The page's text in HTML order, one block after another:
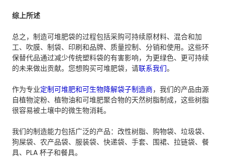
综上所述
总之，制造可堆肥袋的过程包括采购可持续原材料、混合和加
工、吹膜、制袋、印刷和品牌、质量控制、分销和使用。这些环
保替代品通过减少传统塑料袋的有害影响，为更绿色、更可持续
的未来做出贡献。您想购买可堆肥袋，请联系我们。
作为专业定制可堆肥和可生物降解袋子制造商，我们的产品由源
自植物淀粉、植物油和可堆肥聚合物的天然树脂制成，这些树脂
很容易被土壤中的微生物消耗。
我们的制造能力包括广泛的产品：改性树脂、购物袋、垃圾袋、
狗屎袋、农产品袋、服装袋、快递袋、手套、围裙、拉链袋、餐
具、PLA 杯子和餐具。